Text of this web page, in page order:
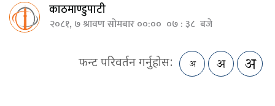
काठमाण्डुपाटी
२०८१, ७ श्रावण सोमबार ००:०० ०७ : ३८ बजे
फन्ट परिवर्तन गर्नुहोस: